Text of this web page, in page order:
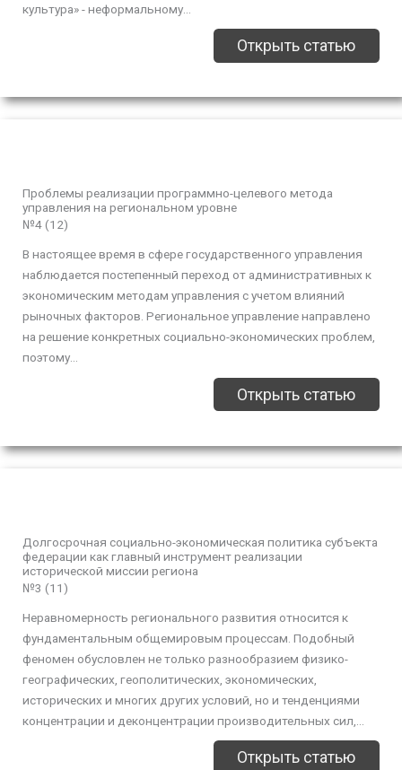
культура» - неформальному...
Открыть статью
Проблемы реализации программно-целевого метода
управления на региональном уровне
№4 (12)
В настоящее время в сфере государственного управления
наблюдается постепенный переход от административных к
экономическим методам управления с учетом влияний
рыночных факторов. Региональное управление направлено
на решение конкретных социально-экономических проблем,
поэтому...
Открыть статью
Долгосрочная социально-экономическая политика субъекта
федерации как главный инструмент реализации
исторической миссии региона
№3 (11)
Неравномерность регионального развития относится к
фундаментальным общемировым процессам. Подобный
феномен обусловлен не только разнообразием физико-
географических, геополитических, экономических,
исторических и многих других условий, но и тенденциями
концентрации и деконцентрации производительных сил,...
Открыть статью